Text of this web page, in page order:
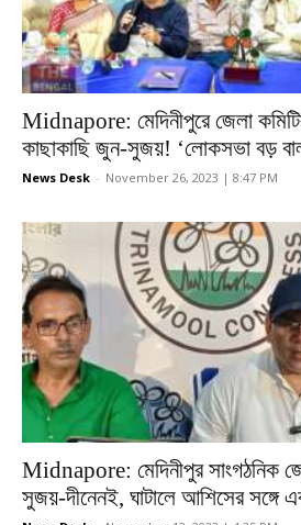
Midnapore: মেদিনীপুরে জেলা
কাছাকাছি জুন-সুজয়! ‘লোকসভা বড়
News Desk - November 26, 2023 | 8:47 PM
Midnapore: মেদিনীপুর সাংগঠনিক
সুজয়-দীনেনই, ঘাটালে আশিসের সঙ্গে